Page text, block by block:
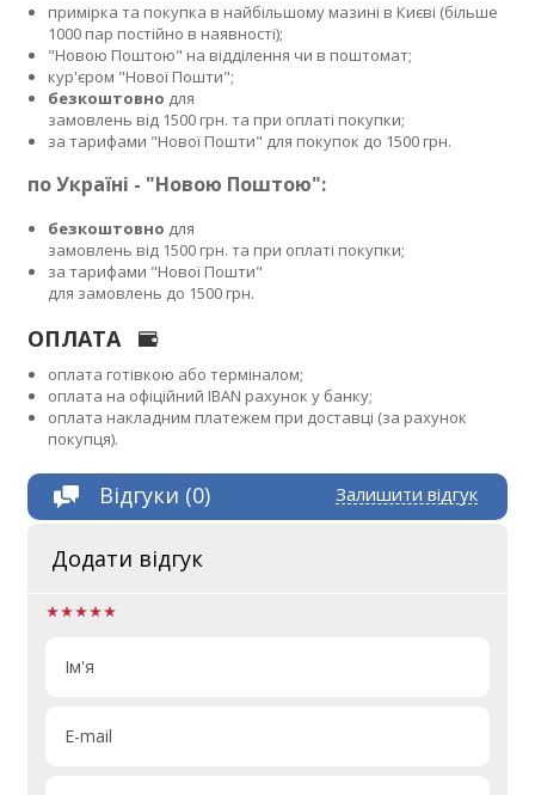
примірка та покупка в найбільшому мазині в Києві (більше
1000 пар постійно в наявності);
"Новою Поштою" на відділення чи в поштомат;
кур'єром "Нової Пошти";
безкоштовно для
замовлень від 1500 грн. та при оплаті покупки;
за тарифами "Нової Пошти" для покупок до 1500 грн.
по Україні - "Новою Поштою":
безкоштовно для
замовлень від 1500 грн. та при оплаті покупки;
за тарифами "Нової Пошти"
для замовлень до 1500 грн.
ОПЛАТА
оплата готівкою або терміналом;
оплата на офіційний IBAN рахунок у банку;
оплата накладним платежем при доставці (за рахунок
покупця).
Залишити відгук
Відгуки (0)
Додати відгук
Ім'я
E-mail